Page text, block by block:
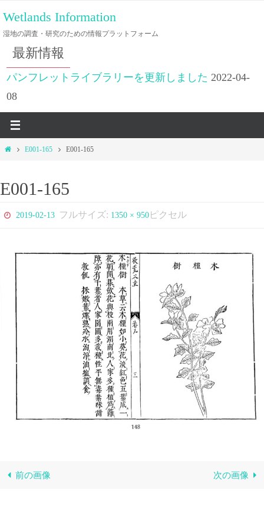
ン
テ
ツ
ス
プ
Wetlands Information
湿地の調査・研究のための情報プラットフォーム
最新情報
パンフレットライブラリーを更新しました 2022-04-
08
ホ
E001-165 E001-165
E001-165
2019-02-13 フルサイズ: 1350 × 950 ピクセル
前の画像 次の画像